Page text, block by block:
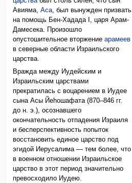
Авияма,Аса, был вынужден призвать
на помощь Бен-Хадада I, царя Арам-
Дамесека. Произошло
опустошительное вторжениеарамеев
в северные области Израильского
царства.
Вражда между Иудейским и
Израильским царствами
прекратилась с воцарением в Иудее
сына Асы Йеhошафата (870–846 гг.
до н. э.), осознавшего
окончательность отпадения Израиля
и бесперспективность попыток
восстановить единое царство под
эгидой Иерусалима — тем более, что
в военном отношении Израильское
царство в этот период значительно
превосходило Иудею.